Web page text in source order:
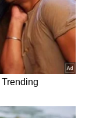
కాబట్టి,
యువత తమ
ఉండాలి. ఈ
మీ మానసిక,
సభ్యుల
వ్యాపారాన్ని